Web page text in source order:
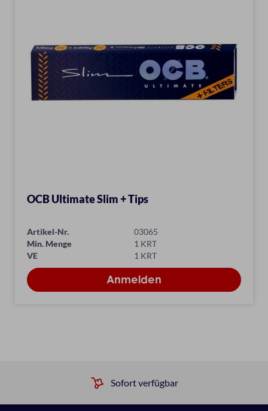
OCB Ultimate Slim + Tips
Artikel-Nr.
03065
Min. Menge
1 KRT
VE
1 KRT
Sofort verfügbar